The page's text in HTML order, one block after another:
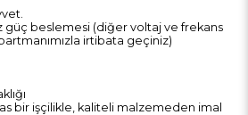
güç beslemesi (diğer voltaj ve frekans
irtibata geçiniz)
bir işçilikle, kaliteli malzemeden imal